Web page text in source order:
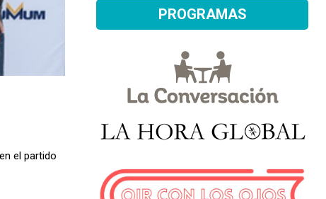
el partido
PROGRAMAS